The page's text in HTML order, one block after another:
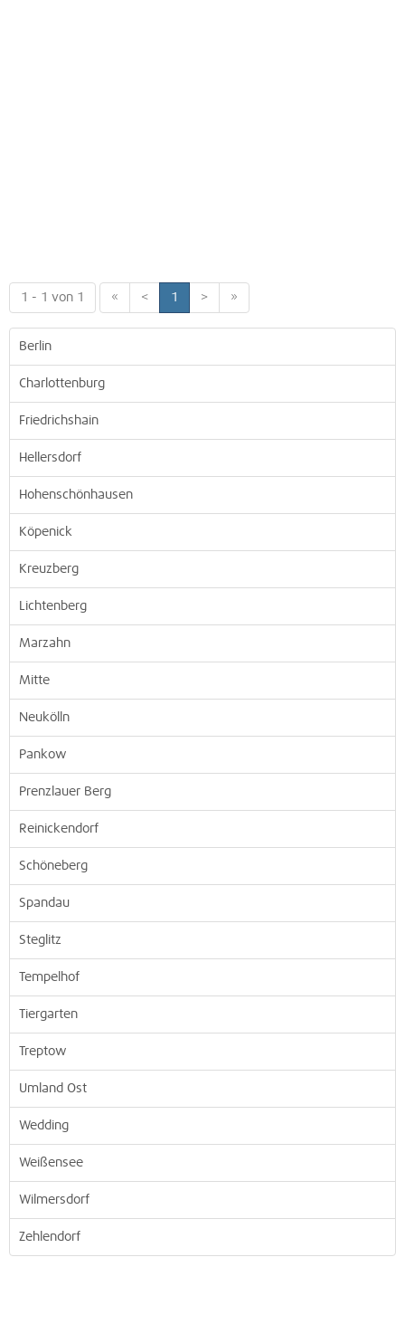
1 - 1 von 1 « < 1 > »
Berlin
Charlottenburg
Friedrichshain
Hellersdorf
Hohenschönhausen
Köpenick
Kreuzberg
Lichtenberg
Marzahn
Mitte
Neukölln
Pankow
Prenzlauer Berg
Reinickendorf
Schöneberg
Spandau
Steglitz
Tempelhof
Tiergarten
Treptow
Umland Ost
Wedding
Weißensee
Wilmersdorf
Zehlendorf